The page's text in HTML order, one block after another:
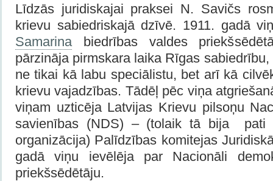
Līdzās juridiskajai praksei N. Savičs
krievu sabiedriskajā dzīvē. 1911. gadā
Samarina biedrības valdes
pārzināja pirmskara laika Rīgas
ne tikai kā labu speciālistu, bet arī kā
krievu vajadzības. Tādēļ pēc viņa
viņam uzticēja Latvijas Krievu pilsoņu
savienības (NDS) – (tolaik tā bija pati
organizācija) Palīdzības komitejas
gadā viņu ievēlēja par Nacionāli
priekšsēdētāju.